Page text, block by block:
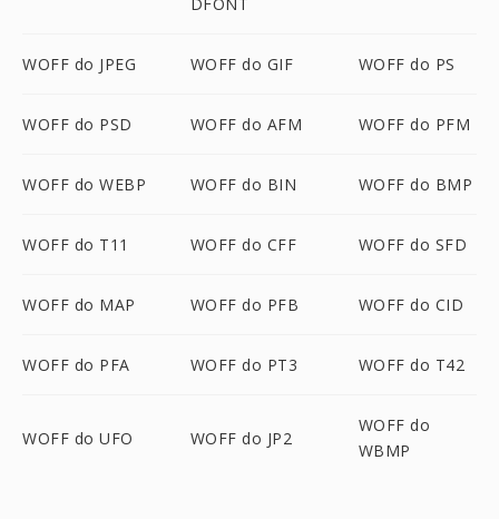
WOFF do JPEG WOFF do GIF WOFF do PS
WOFF do PSD WOFF do AFM WOFF do PFM
WOFF do WEBP WOFF do BIN WOFF do BMP
WOFF do T11 WOFF do CFF WOFF do SFD
WOFF do MAP WOFF do PFB WOFF do CID
WOFF do PFA WOFF do PT3 WOFF do T42
WOFF do UFO WOFF do JP2
WOFF do
WBMP